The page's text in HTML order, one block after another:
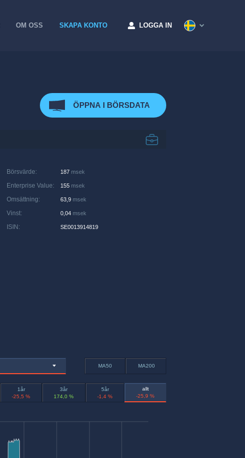
OM OSS SKAPA KONTO LOGGA IN
ÖPPNA I BÖRSDATA
Börsvärde: 187 msek
Enterprise Value: 155 msek
Omsättning: 63,9 msek
Vinst: 0,04 msek
ISIN : SE0013914819
MA50 MA200
1år
-25,5 %
3år
174,0 %
5år
-1,4 %
allt
-25,9 %